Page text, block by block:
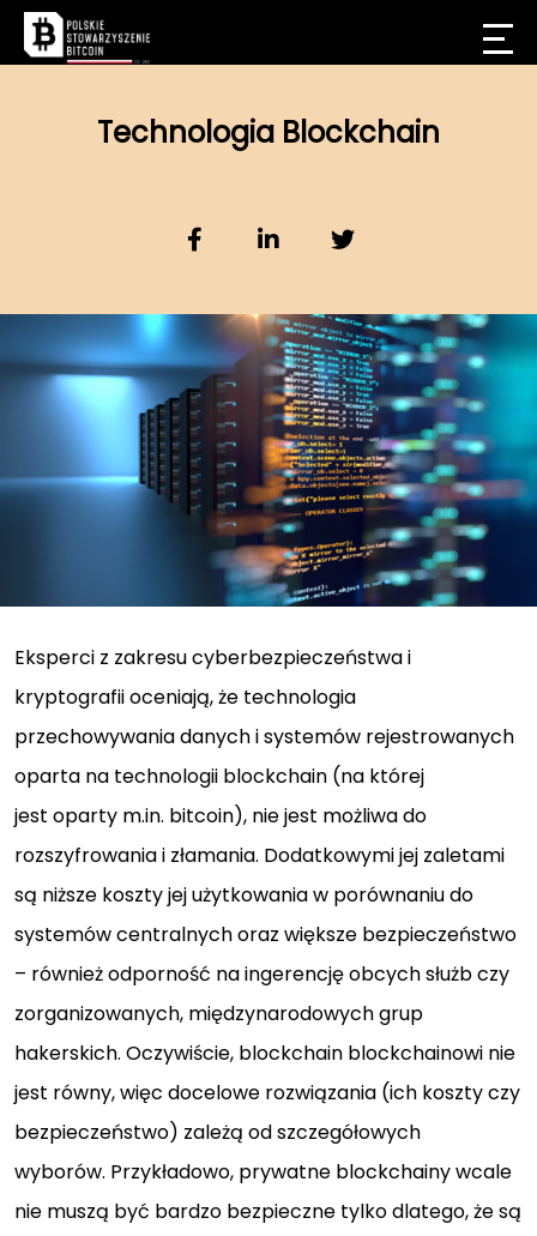
Technologia Blockchain
Eksperci z zakresu cyberbezpieczeństwa i
kryptografii oceniają, że technologia
przechowywania danych i systemów rejestrowanych
oparta na technologii blockchain (na której
jest oparty m.in. bitcoin), nie jest możliwa do
rozszyfrowania i złamania. Dodatkowymi jej zaletami
są niższe koszty jej użytkowania w porównaniu do
systemów centralnych oraz większe bezpieczeństwo
– również odporność na ingerencję obcych służb czy
zorganizowanych, międzynarodowych grup
hakerskich. Oczywiście, blockchain blockchainowi nie
jest równy, więc docelowe rozwiązania (ich koszty czy
bezpieczeństwo) zależą od szczegółowych
wyborów. Przykładowo, prywatne blockchainy wcale
nie muszą być bardzo bezpieczne tylko dlatego, że są